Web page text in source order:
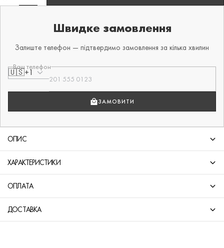
Швидке замовлення
Залиште телефон — підтвердимо замовлення за кілька хвилин
Ваш телефон
🇺🇸+1
ЗАМОВИТИ
ОПИС
ХАРАКТЕРИСТИКИ
ОПЛАТА
ДОСТАВКА